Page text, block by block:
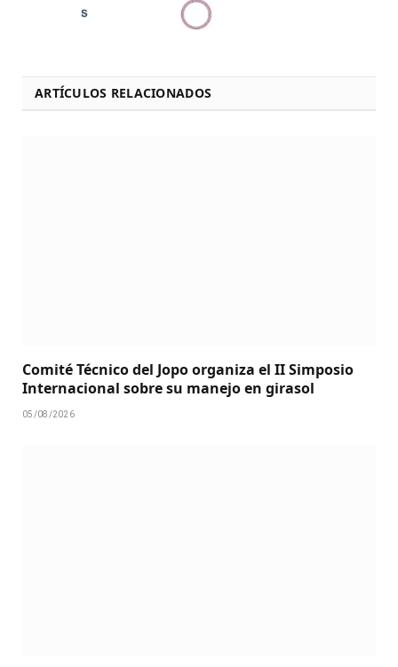
ARTÍCULOS RELACIONADOS
Comité Técnico del Jopo organiza el II Simposio
Internacional sobre su manejo en girasol
05/08/2026